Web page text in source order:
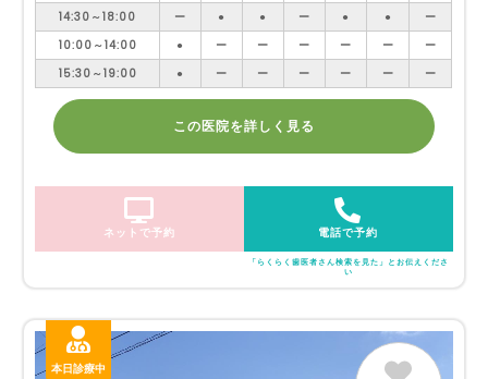
14:30～18:00
ー ● ● ー ● ●
ー
10:00～14:00
● ー ー ー ー ー
ー
15:30～19:00
● ー ー ー ー ー ー
この医院を詳しく見る
ネットで予約 電話で予約
「らくらく歯医者さん検索を見た」とお伝えくださ
い
本日診療中